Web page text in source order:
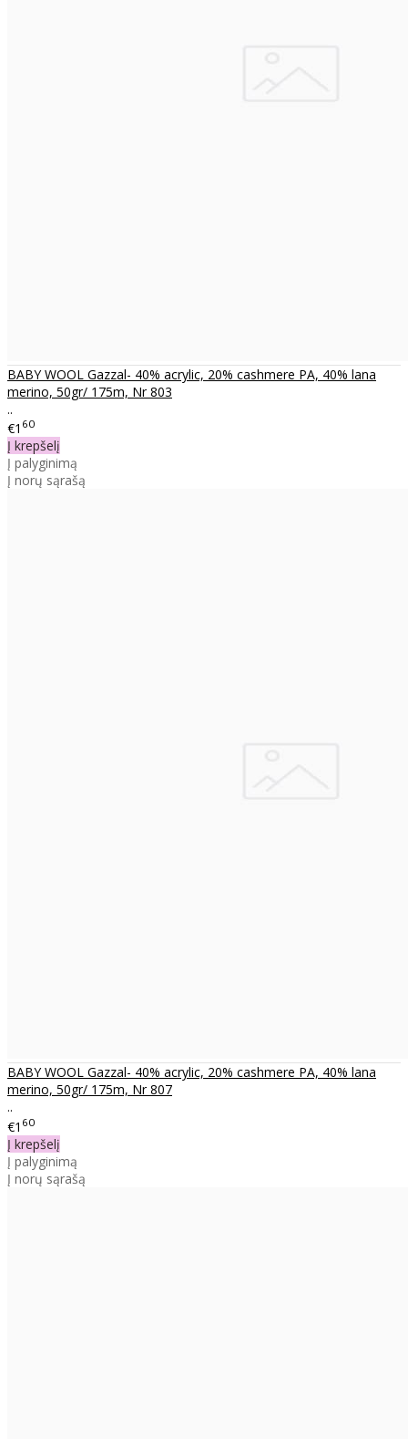
BABY WOOL Gazzal- 40% acrylic, 20% cashmere PA, 40% lana
merino, 50gr/ 175m, Nr 803
..
€1 60
Į krepšelį
Į palyginimą
Į norų sąrašą
BABY WOOL Gazzal- 40% acrylic, 20% cashmere PA, 40% lana
merino, 50gr/ 175m, Nr 807
..
€1 60
Į krepšelį
Į palyginimą
Į norų sąrašą